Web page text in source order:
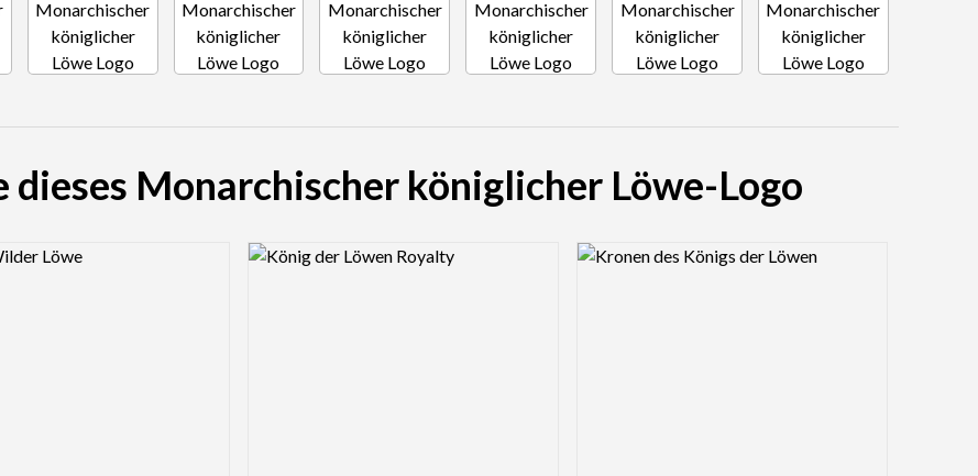
dieses Monarchischer königlicher Löwe-Logo
Image Logo Preview Image Logo Preview Image